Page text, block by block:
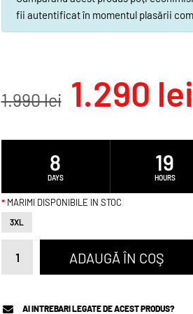
fii autentificat în momentul plasării
1.990 lei 1.290 lei
8
DAYS
19
HOURS
MARIMI DISPONIBILE IN STOC
3XL
AI INTREBARI LEGATE DE ACEST PRODUS?